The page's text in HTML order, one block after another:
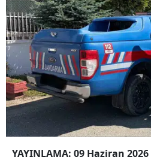
YAYINLAMA: 09 Haziran 2026